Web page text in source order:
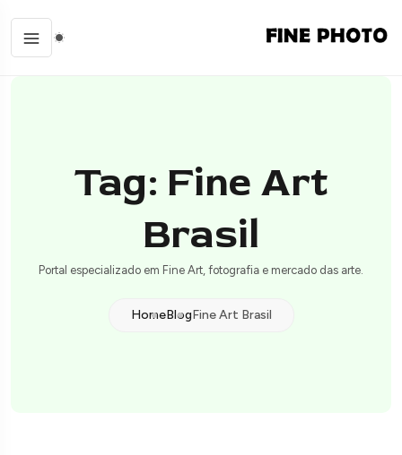
Tag: Fine Art
Brasil
Portal especializado em Fine Art, fotografia e mercado das arte.
HomeBlogFine Art Brasil